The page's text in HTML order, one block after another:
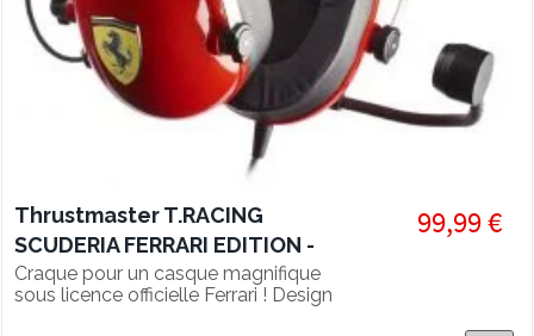
Thrustmaster T.RACING
SCUDERIA FERRARI EDITION -
Casque gaming
multiplateforme
Craque pour un casque magnifique
sous licence officielle Ferrari ! Design
99,99 €